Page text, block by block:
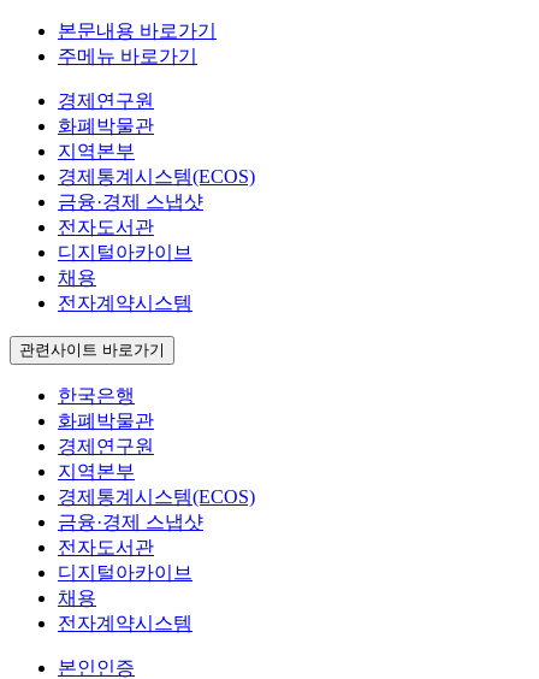
본문내용 바로가기
주메뉴 바로가기
경제연구원
화폐박물관
지역본부
경제통계시스템(ECOS)
금융·경제 스냅샷
전자도서관
디지털아카이브
채용
전자계약시스템
관련사이트 바로가기
한국은행
화폐박물관
경제연구원
지역본부
경제통계시스템(ECOS)
금융·경제 스냅샷
전자도서관
디지털아카이브
채용
전자계약시스템
본인인증